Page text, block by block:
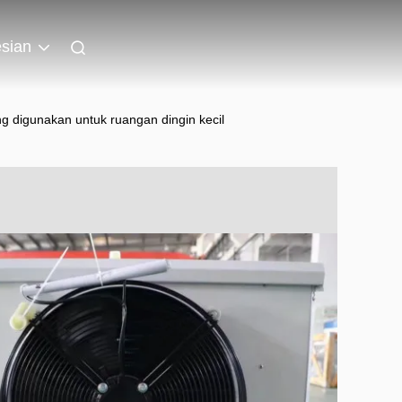
digunakan untuk ruangan dingin kecil